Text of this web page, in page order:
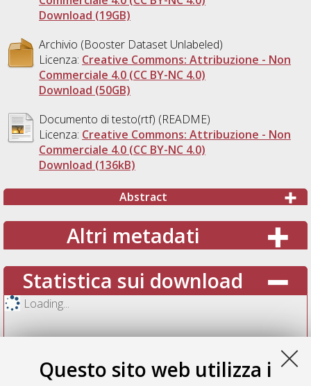
Questo sito web utilizza i
Download (19GB)
Archivio (Booster Dataset Unlabeled)
Licenza: Creative Commons: Attribuzione - Non
Commerciale 4.0 (CC BY-NC 4.0)
Download (50GB)
Documento di testo(rtf) (README)
Licenza: Creative Commons: Attribuzione - Non
Commerciale 4.0 (CC BY-NC 4.0)
Download (136kB)
Abstract
Altri metadati
Statistica sui download
Loading...